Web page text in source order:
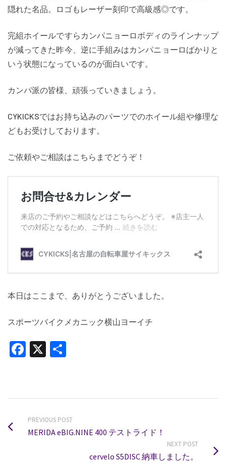
隠れた名品。ロゴもレーザー刻印で高級感◎です。
完組ホイールですらカンパニョーロボディのラインナップ
が減ってきた昨今、逆に手組みはカンパニョーロばかりと
いう状態になっているのが面白いです。
カンパ派の皆様、頑張っていきましょう。
CYKICKSではお持ち込みのパーツでのホイール組や修理な
どもお受けしております。
ご依頼やご相談はこちらまでどうぞ！
本日はここまで、ありがとうございました。
スポーツバイクメカニック横山ヨーイチ
Facebook
X
PREVIOUS POST
MERIDA eBIG.NINE 400 テストライド！
NEXT POST
cervelo S5DISC 納車しました。